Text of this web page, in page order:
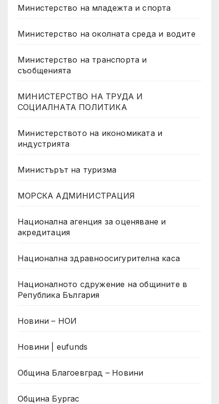
Министерство на младежта и спорта
Министерство на околната среда и водите
Министерство на транспорта и
съобщенията
МИНИСТЕРСТВО НА ТРУДА И
СОЦИАЛНАТА ПОЛИТИКА
Министерството на икономиката и
индустрията
Министърът на туризма
МОРСКА АДМИНИСТРАЦИЯ
Национална агенция за оценяване и
акредитация
Национална здравноосигурителна каса
Националното сдружение на общините в
Република България
Новини – НОИ
Новини | eufunds
Община Благоевград – Новини
Община Бургас